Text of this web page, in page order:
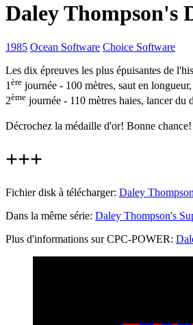
Daley Thompson's
1985 Ocean Software Choice Software
Les dix épreuves les plus épuisantes de
1 ère journée - 100 mètres, saut en
2ème journée - 110 mètres haies, lancer du
Décrochez la médaille d'or! Bonne chance!
+++
Fichier disk à télécharger: Daley
Dans la même série: Daley Thompson's
Plus d'informations sur CPC-POWER: